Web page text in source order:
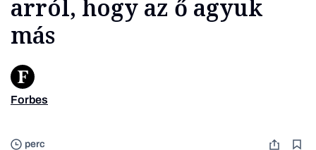
Vagy fedezze fel a következő
perc
arról, hogy az ő agyuk
más
Forbes